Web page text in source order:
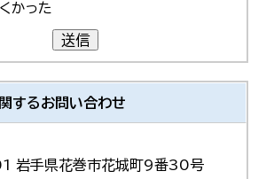
かった
送信
するお問い合わせ
岩手県花巻市花城町9番30号